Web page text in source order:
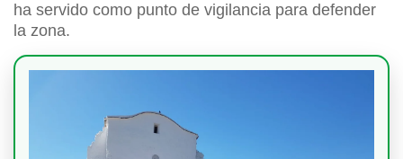
ha servido como punto de vigilancia para defender
la zona.